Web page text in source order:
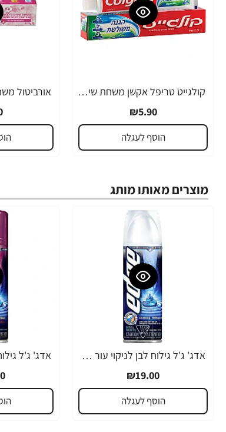
קולגייט טריפל אקשן משחת שיניים להגנה משולשת 75 מ"ל - מבית Colgate
₪5.90
הוסף לעגלה
מוצרים מאותו מותג
אדג' ג'ל גילוח לבן לניקוי עור הפנים 198 גרם - מבית EDGE
₪19.00
הוסף לעגלה